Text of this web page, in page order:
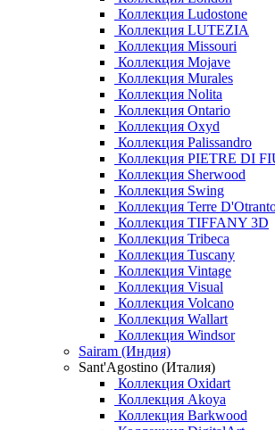
Коллекция Ludostone
Коллекция LUTEZIA
Коллекция Missouri
Коллекция Mojave
Коллекция Murales
Коллекция Nolita
Коллекция Ontario
Коллекция Oxyd
Коллекция Palissandro
Коллекция PIETRE DI
Коллекция Sherwood
Коллекция Swing
Коллекция Terre
Коллекция TIFFANY 3D
Коллекция Tribeca
Коллекция Tuscany
Коллекция Vintage
Коллекция Visual
Коллекция Volcano
Коллекция Wallart
Коллекция Windsor
Sairam (Индия)
Sant'Agostino (Италия)
Коллекция Oxidart
Коллекция Akoya
Коллекция Barkwood